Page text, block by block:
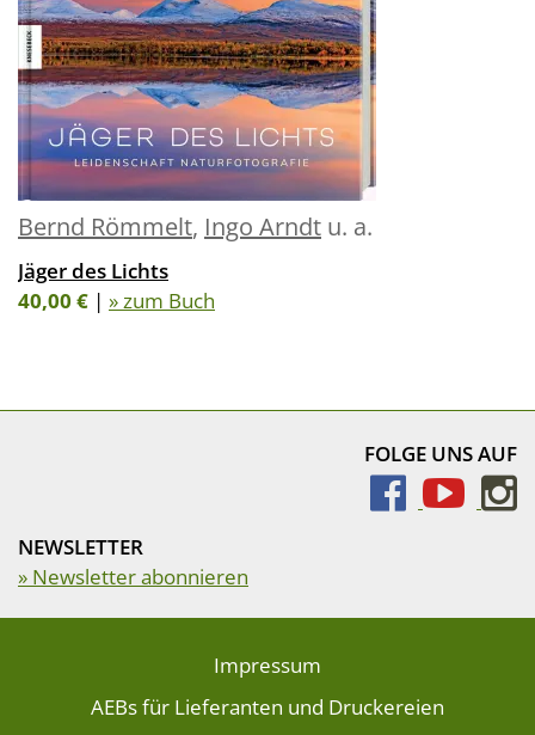
Bernd Römmelt, Ingo Arndt u. a.
Jäger des Lichts
40,00 € | » zum Buch
FOLGE UNS AUF
NEWSLETTER
» Newsletter abonnieren
Impressum
AEBs für Lieferanten und Druckereien